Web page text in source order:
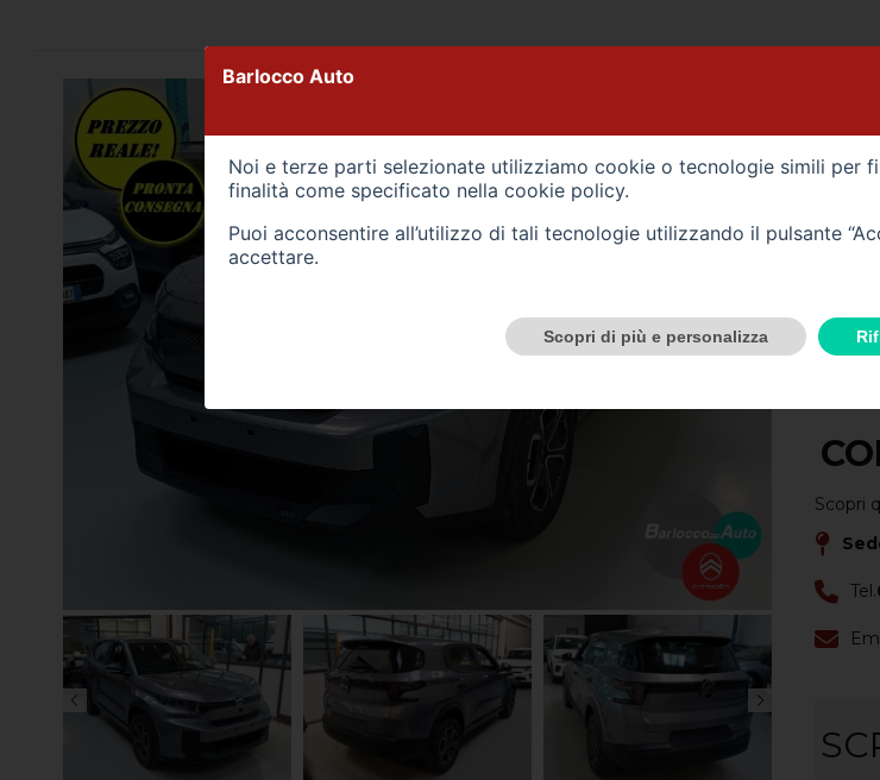
Scopri
Tel.
Barlocco Auto
Noi e terze parti selezionate utilizziamo cookie o tecnologie simili per
finalità come specificato nella cookie policy.
Puoi acconsentire all’utilizzo di tali tecnologie utilizzando il pulsante
accettare.
Scopri di più e personalizza